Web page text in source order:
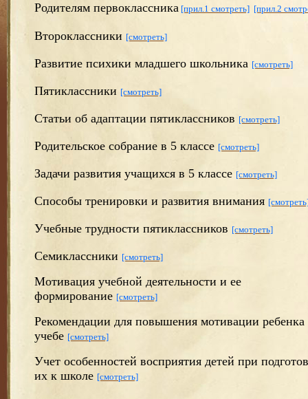
Родителям первоклассника [прил.1 смотреть] [прил.2
Второклассники [смотреть]
Развитие психики младшего школьника [смотреть]
Пятиклассники [смотреть]
Статьи об адаптации пятиклассников [смотреть]
Родительское собрание в 5 классе [смотреть]
Задачи развития учащихся в 5 классе [смотреть]
Способы тренировки и развития внимания
Учебные трудности пятиклассников [смотреть]
Семиклассники [смотреть]
Мотивация учебной деятельности и ее
формирование [смотреть]
Рекомендации для повышения мотивации ребенка
учебе [смотреть]
Учет особенностей восприятия детей при
их к школе [смотреть]